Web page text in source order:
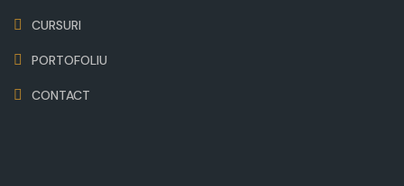
CURSURI
PORTOFOLIU
CONTACT